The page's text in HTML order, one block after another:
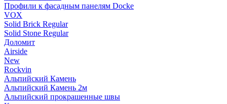
Профили к фасадным панелям Docke
VOX
Solid Brick Regular
Solid Stone Regular
Доломит
Airside
New
Rockvin
Альпийский Камень
Альпийский Камень 2м
Альпийский прокрашенные швы